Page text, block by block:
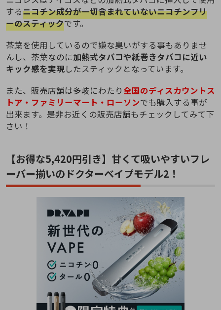
するニコチン成分が一切含まれていないニコチンフリ
ーのスティックです。
茶葉を使用しているので嫌な臭いがする事もありませ
んし、茶葉なのに加熱式タバコや紙巻きタバコに近い
キック感を実現したスティックとなっています。
また、販売店舗は多岐にわたり全国のディスカウントス
トア・ファミリーマート・ローソンでも購入する事が
出来ます。是非お近くの販売店舗もチェックしてみて下
さい！
【お得な5,420円引き】甘くて吸いやすいフレ
ーバー揃いのドクターベイプモデル2！